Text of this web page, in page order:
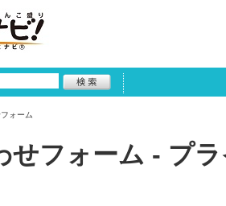
ォーム
せフォーム - プ